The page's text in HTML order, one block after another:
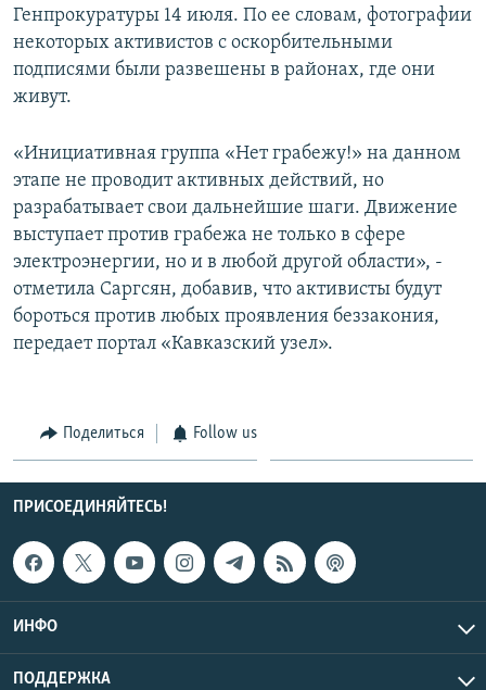
Генпрокуратуры 14 июля. По ее словам, фотографии
некоторых активистов с оскорбительными
подписями были развешены в районах, где они
живут.
«Инициативная группа «Нет грабежу!» на данном
этапе не проводит активных действий, но
разрабатывает свои дальнейшие шаги. Движение
выступает против грабежа не только в сфере
электроэнергии, но и в любой другой области», -
отметила Саргсян, добавив, что активисты будут
бороться против любых проявления беззакония,
передает портал «Кавказский узел».
Поделиться Follow us
ПРИСОЕДИНЯЙТЕСЬ!
ИНФО
ПОДДЕРЖКА